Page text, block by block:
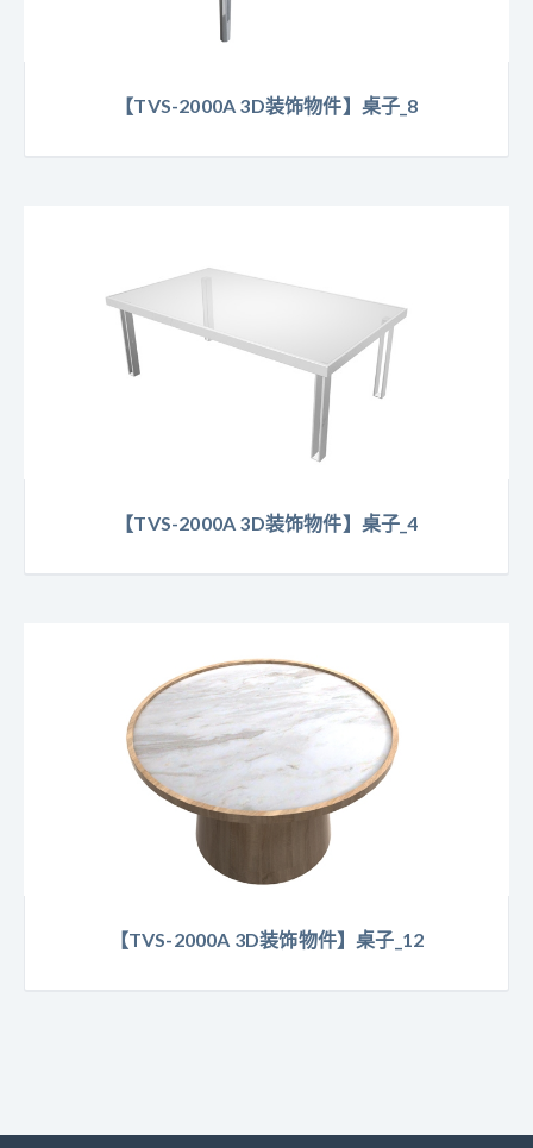
【TVS-2000A 3D装饰物件】桌子_8
【TVS-2000A 3D装饰物件】桌子_4
【TVS-2000A 3D装饰物件】桌子_12